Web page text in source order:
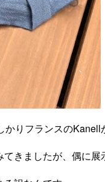
りフランスのKanell
きましたが、偶に